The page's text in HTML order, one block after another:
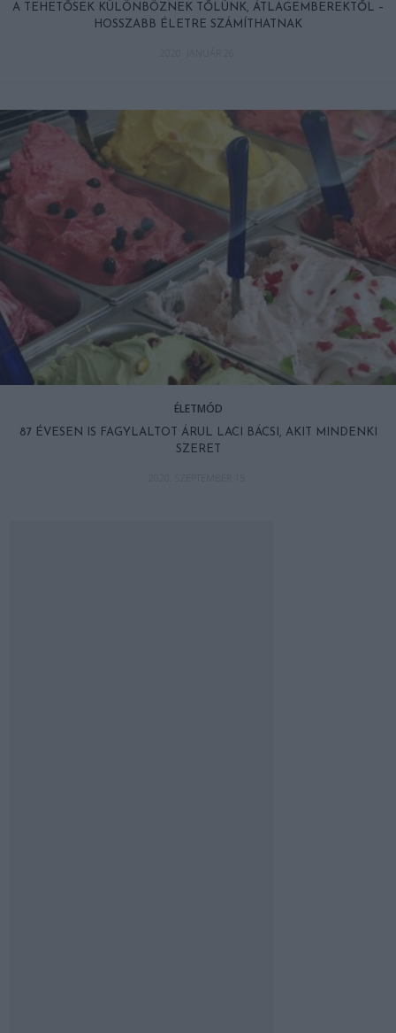
A TEHETŐSEK KÜLÖNBÖZNEK TŐLÜNK, ÁTLAGEMBEREKTŐL –
HOSSZABB ÉLETRE SZÁMÍTHATNAK
ÉLETMÓD
87 ÉVESEN IS FAGYLALTOT ÁRUL LACI BÁCSI, AKIT MINDENKI
SZERET